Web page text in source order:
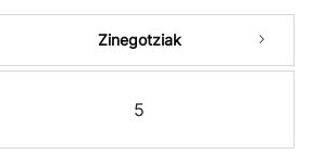
Zinegotziak
5